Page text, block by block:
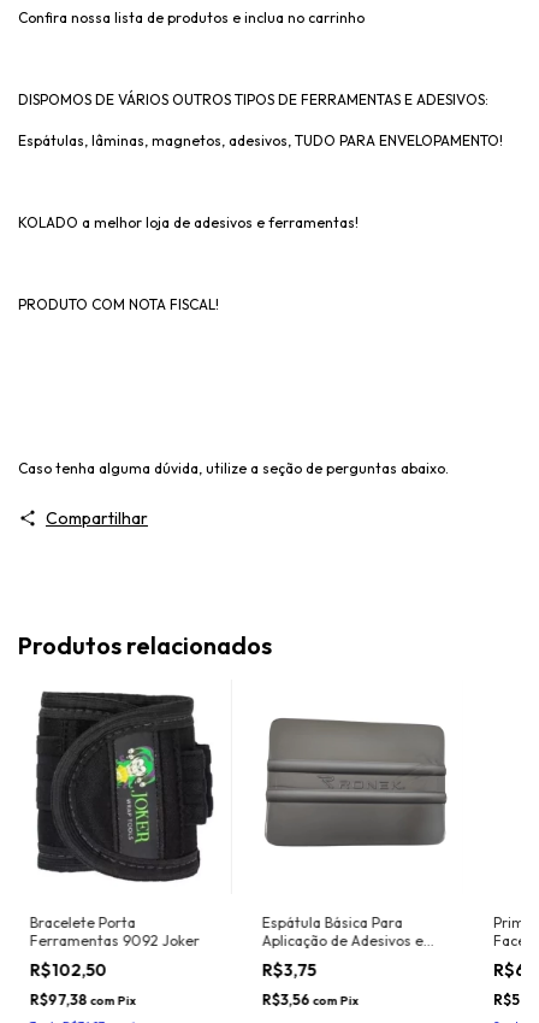
Confira nossa lista de produtos e inclua no carrinho
DISPOMOS DE VÁRIOS OUTROS TIPOS DE FERRAMENTAS E ADESIVOS:
Espátulas, lâminas, magnetos, adesivos, TUDO PARA ENVELOPAMENTO!
KOLADO a melhor loja de adesivos e ferramentas!
PRODUTO COM NOTA FISCAL!
Caso tenha alguma dúvida, utilize a seção de perguntas abaixo.
Compartilhar
Produtos relacionados
Bracelete Porta
Ferramentas 9092 Joker
R$102,50
R$97,38 com Pix
Espátula Básica Para
Aplicação de Adesivos e
Insulfilm Largura 10cm
Marca Ronek Ref. 3033P
Cor: Prata (Nylon -
Resistente ao calor)
R$3,75
R$3,56 com Pix
Face